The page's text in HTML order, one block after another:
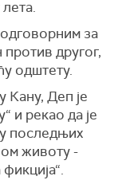
за
против другог,
одштету.
Кану, Деп је
и рекао да је
последњих
животу -